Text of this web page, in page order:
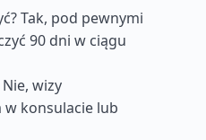
Tak, pod pewnymi
90 dni w ciągu
wizy
konsulacie lub